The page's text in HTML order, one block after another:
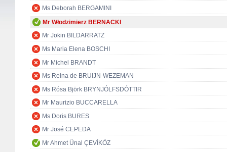
Ms Deborah BERGAMINI
Mr Włodzimierz BERNACKI
Mr Jokin BILDARRATZ
Ms Maria Elena BOSCHI
Mr Michel BRANDT
Ms Reina de BRUIJN-WEZEMAN
Ms Rósa Björk BRYNJÓLFSDÓTTIR
Mr Maurizio BUCCARELLA
Ms Doris BURES
Mr José CEPEDA
Mr Ahmet Ünal ÇEVİKÖZ